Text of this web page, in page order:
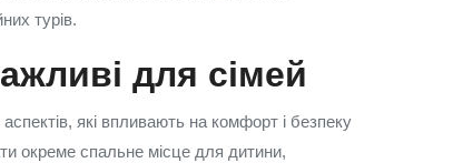
турів.
для сімей
які впливають на комфорт і безпеку
окреме спальне місце для дитини,